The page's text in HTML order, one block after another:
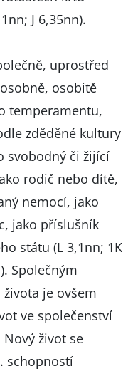
J 6,35nn).
uprostřed
osobitě
temperamentu,
zděděné kultury
svobodný či žijící
rodič nebo dítě,
nemocí, jako
jako příslušník
státu (L 3,1nn; 1K
Společným
je ovšem
ve společenství
Nový život se
schopností